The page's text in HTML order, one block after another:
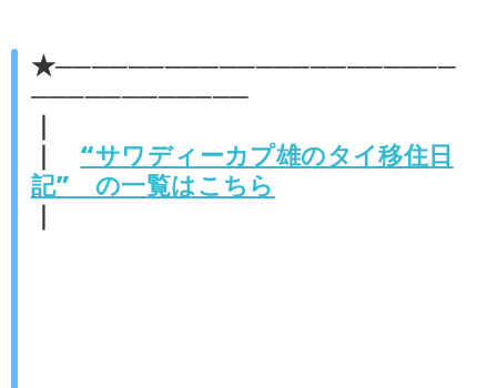
★──────────────────────
────────────
｜
｜ “サワディーカプ雄のタイ移住日
記” の一覧はこちら
｜